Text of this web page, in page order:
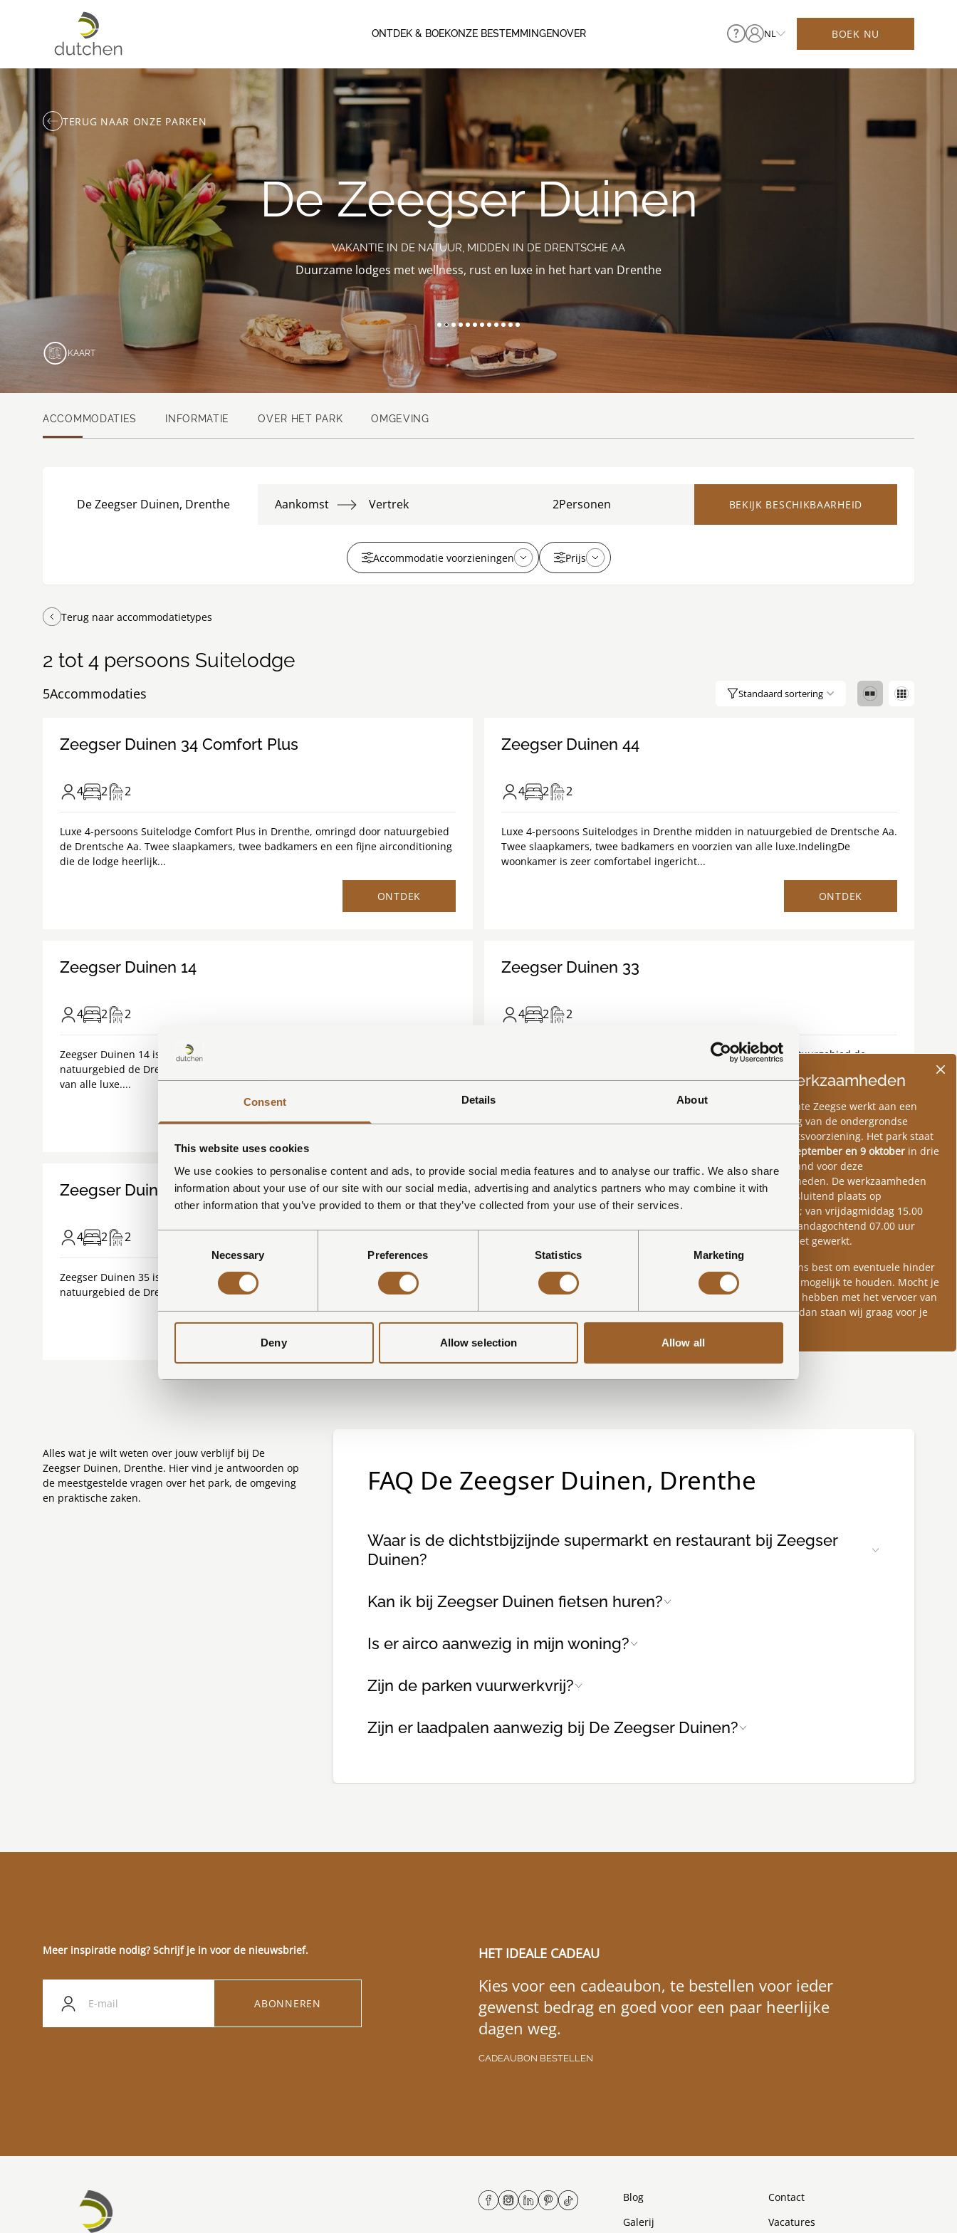
Consent Details About
This website uses cookies
We use cookies to personalise content and ads, to provide social media features and to analyse our traffic. We also share
information about your use of our site with our social media, advertising and analytics partners who may combine it with
other information that you’ve provided to them or that they’ve collected from your use of their services.
Necessary Preferences Statistics Marketing
Deny Allow selection Allow all
ONTDEK & BOEKONZE BESTEMMINGENOVER NL BOEK NU
TERUG NAAR ONZE PARKEN
De Zeegser Duinen
VAKANTIE IN DE NATUUR, MIDDEN IN DE DRENTSCHE AA
Duurzame lodges met wellness, rust en luxe in het hart van Drenthe
KAART
ACCOMMODATIES INFORMATIE OVER HET PARK OMGEVING
De Zeegser Duinen, Drenthe Aankomst Vertrek 2Personen BEKIJK BESCHIKBAARHEID
Accommodatie voorzieningen Prijs
Terug naar accommodatietypes
2 tot 4 persoons Suitelodge
5Accommodaties Standaard sortering
Zeegser Duinen 34 Comfort Plus
4 2 2
Luxe 4-persoons Suitelodge Comfort Plus in Drenthe, omringd door natuurgebied
de Drentsche Aa. Twee slaapkamers, twee badkamers en een fijne airconditioning
die de lodge heerlijk...
ONTDEK
1/
8.8
Zeegser Duinen 44
4 2 2
Luxe 4-persoons Suitelodges in Drenthe midden in natuurgebied de Drentsche Aa.
Twee slaapkamers, twee badkamers en voorzien van alle luxe.IndelingDe
woonkamer is zeer comfortabel ingericht...
ONTDEK
/
8.7
Zeegser Duinen 14
4 2 2
Zeegser Duinen 14 is een luxe 4-persoons Suitelodge in Drenthe midden in
natuurgebied de Drentsche Aa. Twee slaapkamers, twee badkamers en voorzien
van alle luxe....
/
8.6
Zeegser Duinen 33
4 2 2
Luxe 4-persoons Suitelodge in Drenthe, gelegen midden in natuurgebied de
ligstoelen en...
ONTDEK
Zeegser Duinen 35
4 2 2
Zeegser Duinen 35 is een luxe 4-persoons Suitelodge in Drenthe midden in
natuurgebied de Drentsche Aa. De lodge staat achterin het park en heeft twee...
ONTDEK
Alles wat je wilt weten over jouw verblijf bij De
Zeegser Duinen, Drenthe. Hier vind je antwoorden op
de meestgestelde vragen over het park, de omgeving
en praktische zaken.
FAQ De Zeegser Duinen, Drenthe
Waar is de dichtstbijzijnde supermarkt en restaurant bij Zeegser
Duinen?
Kan ik bij Zeegser Duinen fietsen huren?
Is er airco aanwezig in mijn woning?
Zijn de parken vuurwerkvrij?
Zijn er laadpalen aanwezig bij De Zeegser Duinen?
Meer inspiratie nodig? Schrijf je in voor de nieuwsbrief.
ABONNEREN
HET IDEALE CADEAU
Kies voor een cadeaubon, te bestellen voor ieder
gewenst bedrag en goed voor een paar heerlijke
dagen weg.
CADEAUBON BESTELLEN
Blog
Galerij
Contact
Vacatures
Park werkzaamheden
De gemeente Zeegse werkt aan een
verbetering van de ondergrondse
elektriciteitsvoorziening. Het park staat
tussen 7 september en 9 oktober in drie
fases gepland voor deze
werkzaamheden. De werkzaamheden
vinden uitsluitend plaats op
werkdagen; van vrijdagmiddag 15.00
uur tot maandagochtend 07.00 uur
wordt er niet gewerkt.
We doen ons best om eventuele hinder
zo beperkt mogelijk te houden. Mocht je
hulp nodig hebben met het vervoer van
je bagage, dan staan wij graag voor je
klaar.